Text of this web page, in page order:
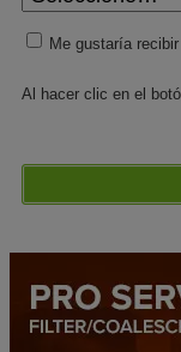
Me gustaría
Al hacer clic en el